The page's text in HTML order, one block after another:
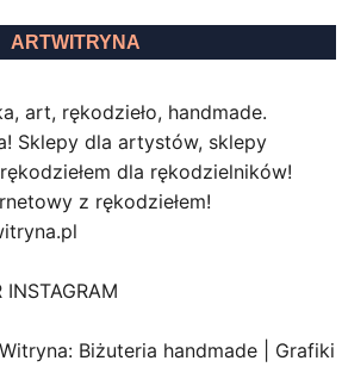
ARTWITRYNA
art, rękodzieło, handmade.
Sklepy dla artystów, sklepy
dla rękodzielników!
z rękodziełem!
INSTAGRAM
Biżuteria handmade | Grafiki